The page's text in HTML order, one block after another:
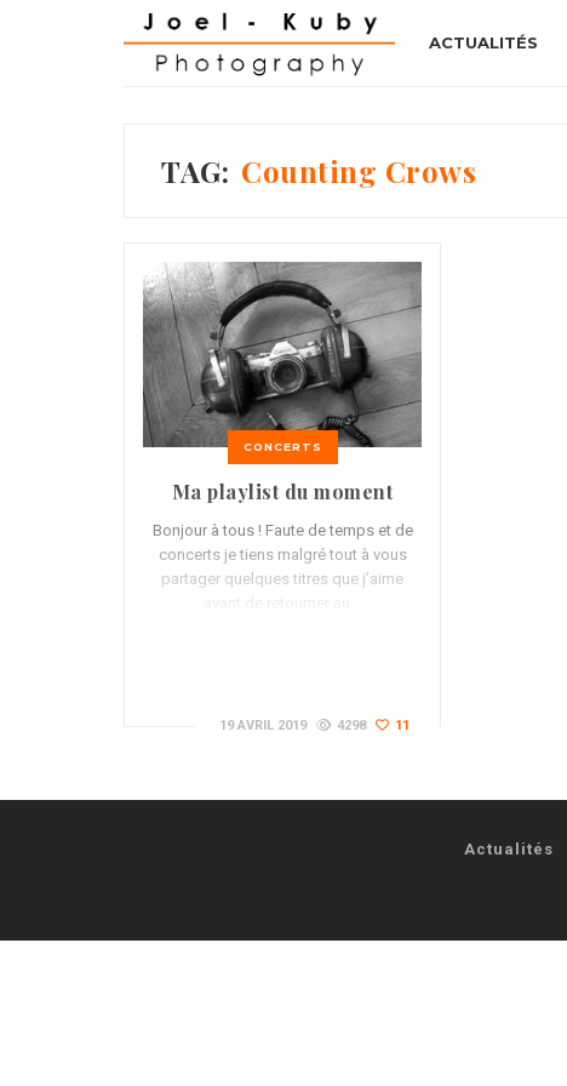
ACTUALITÉS
TAG: Counting Crows
CONCERTS
Ma playlist du moment
Bonjour à tous ! Faute de temps et de
concerts je tiens malgré tout à vous
partager quelques titres que j’aime
avant de retourner au…
19 AVRIL 2019 4298 11
Actualités